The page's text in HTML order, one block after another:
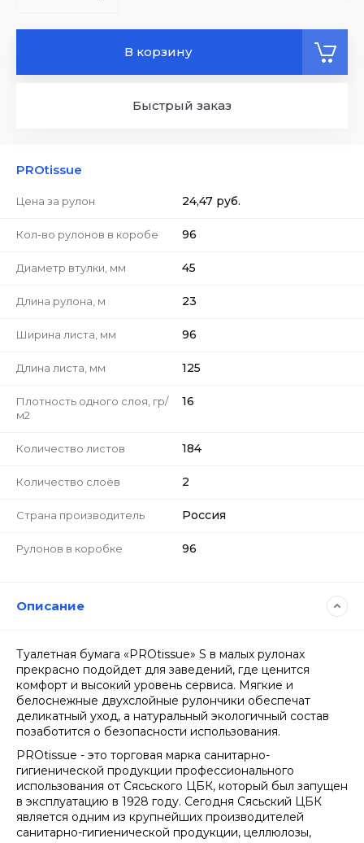
PROtissue
Цена за рулон 24,47 руб.
Кол-во рулонов в коробе 96
Диаметр втулки, мм 45
Длина рулона, м 23
Ширина листа, мм 96
Длина листа, мм 125
Плотность одного слоя, гр/
м2
16
Количество листов 184
Количество слоёв 2
Страна производитель Россия
Рулонов в коробке 96
В корзину
Быстрый заказ
Описание
Туалетная бумага «PROtissue» S в малых рулонах
прекрасно подойдет для заведений, где ценится
комфорт и высокий уровень сервиса. Мягкие и
белоснежные двухслойные рулончики обеспечат
деликатный уход, а натуральный экологичный состав
позаботится о безопасности использования.
PROtissue - это торговая марка санитарно-
гигиенической продукции профессионального
использования от Сясьского ЦБК, который был запущен
в эксплуатацию в 1928 году. Сегодня Сясьский ЦБК
является одним из крупнейших производителей
санитарно-гигиенической продукции, целлюлозы,